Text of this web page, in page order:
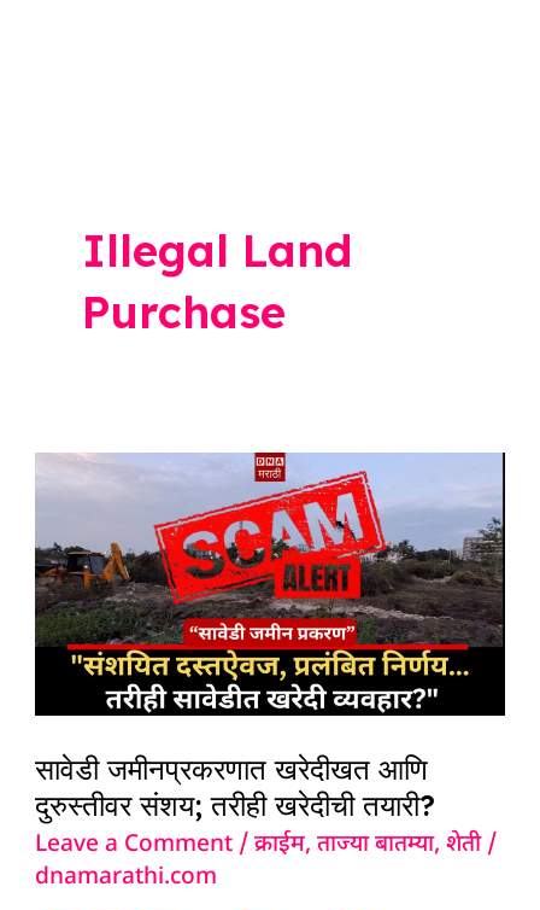
Illegal Land
Purchase
सावेडी जमीनप्रकरणात खरेदीखत आणि
दुरुस्तीवर संशय; तरीही खरेदीची तयारी?
Leave a Comment /क्राईम,ताज्या बातम्या,शेती/
dnamarathi.com
सावेडी
जमीनप्रकरणात
खरेदीखत
आणि
दुरुस्तीवर
संशय;
तयारी?